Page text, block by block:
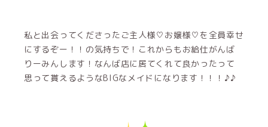
私と出会ってくださったご主人様♡お嬢様♡を全員幸せ
にするぞー！！の気持ちで！これからもお給仕がんば
りーみんします！なんば店に居てくれて良かったって
思って貰えるようなBIGなメイドになります！！！♪♪